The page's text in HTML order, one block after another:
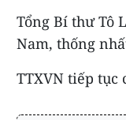
Tổng Bí thư Tô
Nam, thống
TTXVN tiếp